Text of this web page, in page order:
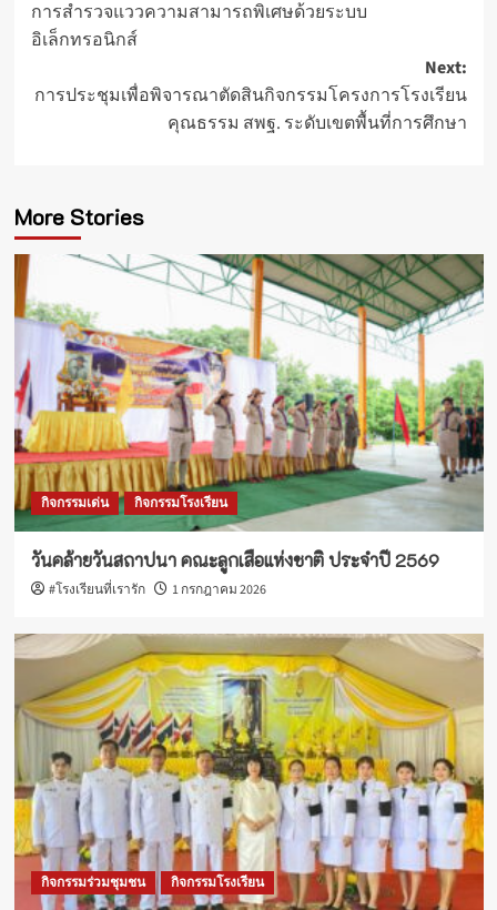
navigation
การสำรวจแววความสามารถพิเศษด้วยระบบ
อิเล็กทรอนิกส์
Next:
การประชุมเพื่อพิจารณาตัดสินกิจกรรมโครงการโรงเรียน
คุณธรรม สพฐ. ระดับเขตพื้นที่การศึกษา
More Stories
กิจกรรมเด่น กิจกรรมโรงเรียน
วันคล้ายวันสถาปนา คณะลูกเสือแห่งชาติ ประจำปี 2569
#โรงเรียนที่เรารัก 1 กรกฎาคม 2026
กิจกรรมร่วมชุมชน กิจกรรมโรงเรียน